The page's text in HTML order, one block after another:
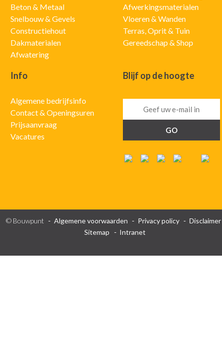
Beton & Metaal
Snelbouw & Gevels
Constructiehout
Dakmaterialen
Afwatering
Afwerkingsmaterialen
Vloeren & Wanden
Terras, Oprit & Tuin
Gereedschap & Shop
Info
Algemene bedrijfsinfo
Contact & Openingsuren
Prijsaanvraag
Vacatures
Blijf op de hoogte
© Bouwpunt Algemene voorwaarden Privacy policy
Disclaimer
Sitemap
Intranet